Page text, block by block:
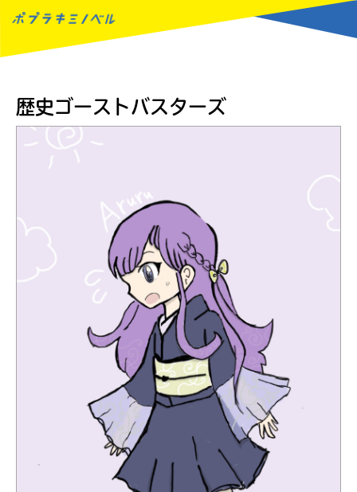
読みたい本が
歴史ゴーストバスターズ